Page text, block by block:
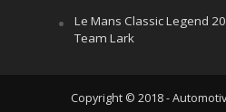
Le Mans Classic Legend
Team Lark
Copyright © 2018 -